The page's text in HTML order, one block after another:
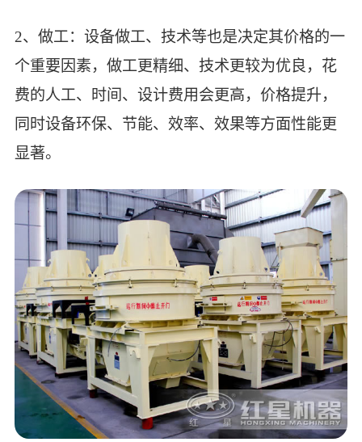
2、做工：设备做工、技术等也是决定其价格的一
个重要因素，做工更精细、技术更较为优良，花
费的人工、时间、设计费用会更高，价格提升，
同时设备环保、节能、效率、效果等方面性能更
显著。